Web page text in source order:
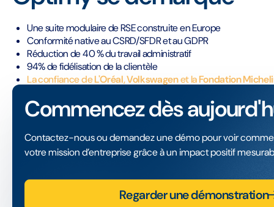
Une suite modulaire de RSE construite en Europe
Conformité native au CSRD/SFDR et au GDPR
Réduction de 40 % du travail administratif
94% de fidélisation de la clientèle
La confiance deL'Oréal,Volkswagenet laFondation
Commencez dès
Contactez-nous ou demandez une démo pour voir
votre mission d’entreprise grâce à un impact positif
Regarder une démonstration